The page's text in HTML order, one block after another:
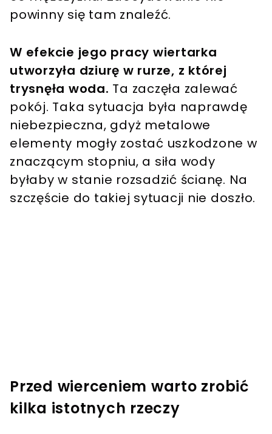
powinny się tam znaleźć.
W efekcie jego pracy wiertarka
utworzyła dziurę w rurze, z której
trysnęła woda. Ta zaczęła zalewać
pokój. Taka sytuacja była naprawdę
niebezpieczna, gdyż metalowe
elementy mogły zostać uszkodzone w
znaczącym stopniu, a siła wody
byłaby w stanie rozsadzić ścianę. Na
szczęście do takiej sytuacji nie doszło.
Przed wierceniem warto zrobić
kilka istotnych rzeczy